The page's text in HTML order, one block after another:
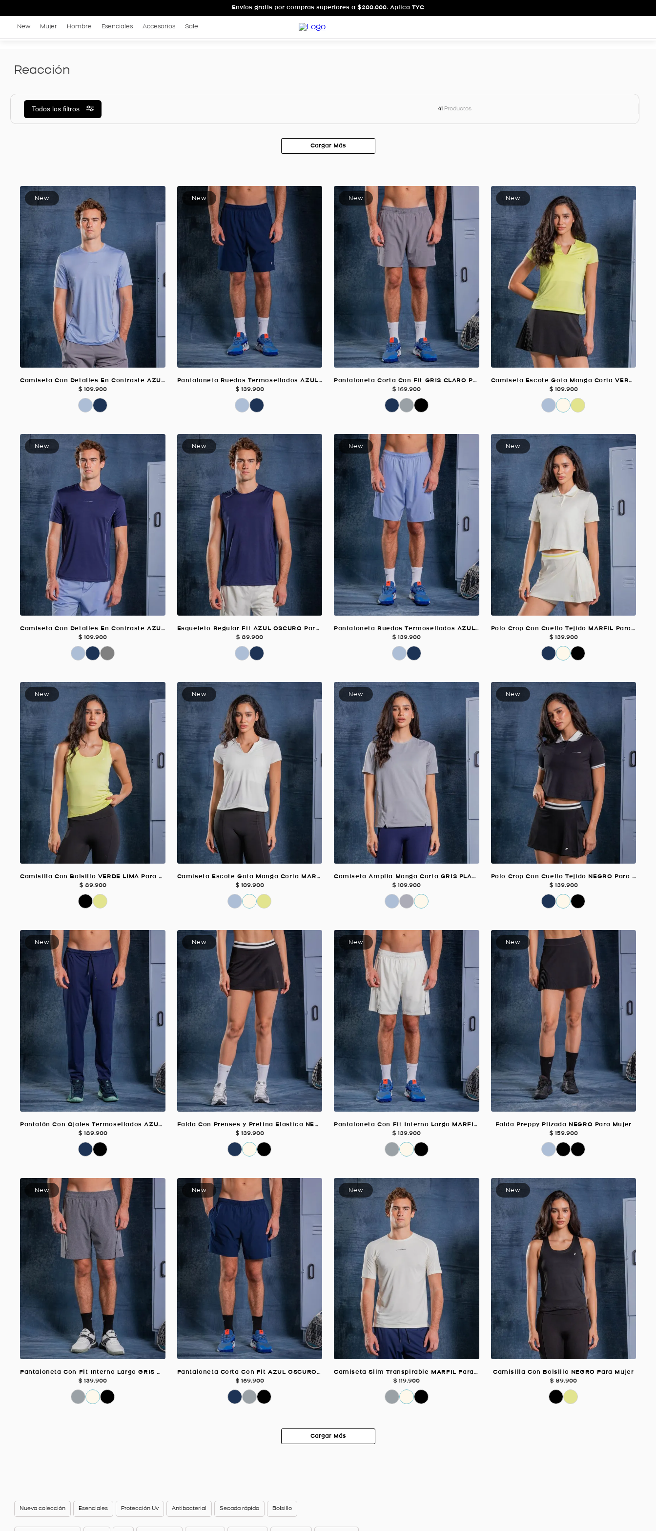
Envíos gratis por compras superiores a $200.000. Aplica TYC
New Mujer Hombre Esenciales Accesorios Sale
reacción
Todos los filtros 41 Productos
Camiseta Con Detalles En Contraste AZUL CELESTE Para Hombre
$ 109.900
Pantaloneta Ruedos Termosellados AZUL OSCURO Para Hombre
$ 139.900
Pantaloneta Corta Con Fit GRIS CLARO Para Hombre
$ 169.900
Camiseta Escote Gota Manga Corta VERDE LIMA Para Mujer
$ 109.900
Camiseta Con Detalles En Contraste AZUL OSCURO Para Hombre
$ 109.900
Esqueleto Regular Fit AZUL OSCURO Para Hombre
$ 89.900
Pantaloneta Ruedos Termosellados AZUL CELESTE Para Hombre
$ 139.900
Polo Crop Con Cuello Tejido MARFIL Para Mujer
$ 139.900
Camisilla Con Bolsillo VERDE LIMA Para Mujer
$ 89.900
Camiseta Escote Gota Manga Corta MARFIL Para Mujer
$ 109.900
Camiseta Amplia Manga Corta GRIS PLATA Para Mujer
$ 109.900
Polo Crop Con Cuello Tejido NEGRO Para Mujer
$ 139.900
Pantalón Con Ojales Termosellados AZUL OSCURO Para Hombre
$ 189.900
Falda Con Prenses y Pretina Elastica NEGRO Para Mujer
$ 139.900
Pantaloneta Con Fit Interno Largo MARFIL Para Hombre
$ 139.900
Falda Preppy Plizada NEGRO Para Mujer
$ 159.900
Pantaloneta Con Fit Interno Largo GRIS CLARO Para Hombre
$ 139.900
Pantaloneta Corta Con Fit AZUL OSCURO Para Hombre
$ 169.900
Camiseta Slim Transpirable MARFIL Para Hombre
$ 119.900
Camisilla Con Bolsillo NEGRO Para Mujer
$ 89.900
Nueva colección Esenciales Protección Uv Antibacterial Secada rápido Bolsillo